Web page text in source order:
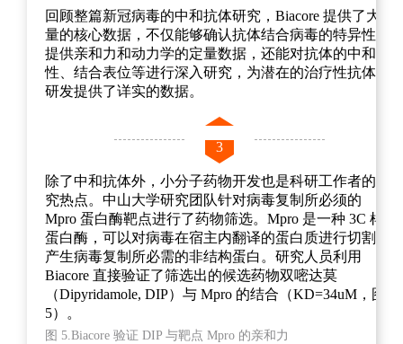
回顾整篇新冠病毒的中和抗体研究，Biacore 提供了大
量的核心数据，不仅能够确认抗体结合病毒的特异性，
提供亲和力和动力学的定量数据，还能对抗体的中和活
性、结合表位等进行深入研究，为潜在的治疗性抗体的
研发提供了详实的数据。
3
除了中和抗体外，小分子药物开发也是科研工作者的研
究热点。中山大学研究团队针对病毒复制所必须的
Mpro 蛋白酶靶点进行了药物筛选。Mpro 是一种 3C 样
蛋白酶，可以对病毒在宿主内翻译的蛋白质进行切割，
产生病毒复制所必需的非结构蛋白。研究人员利用
Biacore 直接验证了筛选出的候选药物双嘧达莫
（Dipyridamole, DIP）与 Mpro 的结合（KD=34uM，图
5）。
图 5.Biacore 验证 DIP 与靶点 Mpro 的亲和力